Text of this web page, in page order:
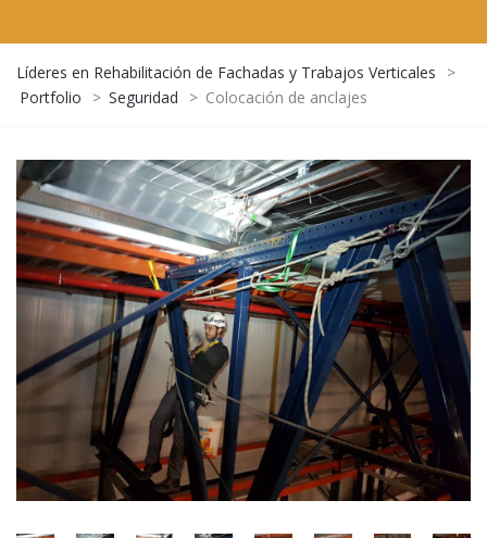
Líderes en Rehabilitación de Fachadas y Trabajos Verticales
>
Portfolio
> Seguridad > Colocación de anclajes